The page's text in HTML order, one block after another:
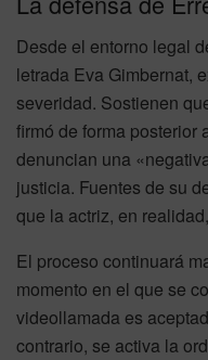
Desde el entorno legal
letrada Eva Gimbernat,
severidad. Sostienen
firmó de forma
denuncian una
justicia. Fuentes de su
que la actriz, en realidad,
El proceso continuará
momento en el que se
videollamada es
contrario, se activa la